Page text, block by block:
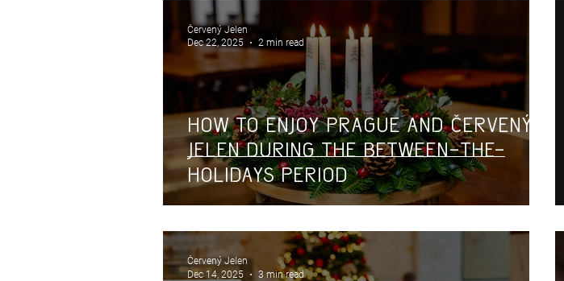
How to Enjoy Prague and Červený
Jelen During the Between-the-
Holidays Period
Červený Jelen
Dec 22, 2025
2 min read
Červený Jelen
Dec 14, 2025
3 min read